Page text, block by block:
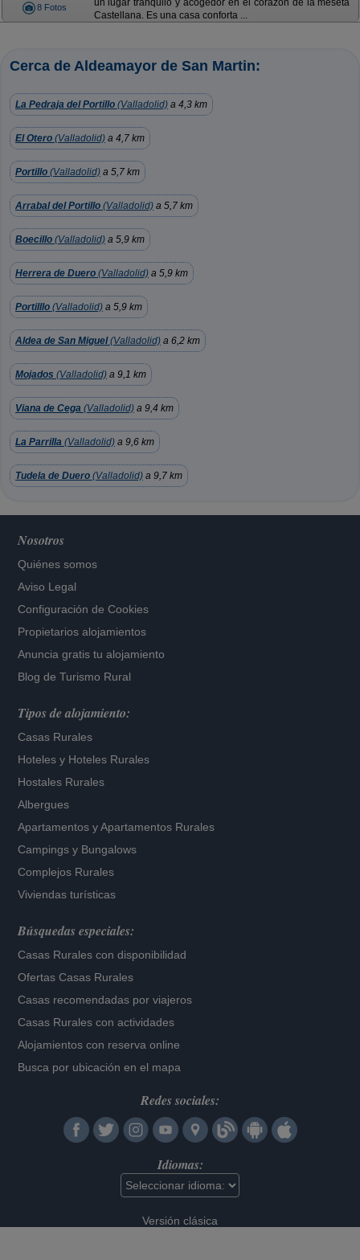
8 Fotos
un lugar tranquilo y acogedor en el corazón de la meseta
Castellana. Es una casa conforta ...
Cerca de Aldeamayor de San Martin:
La Pedraja del Portillo (Valladolid) a 4,3 km
El Otero (Valladolid) a 4,7 km
Portillo (Valladolid) a 5,7 km
Arrabal del Portillo (Valladolid) a 5,7 km
Boecillo (Valladolid) a 5,9 km
Herrera de Duero (Valladolid) a 5,9 km
Portilllo (Valladolid) a 5,9 km
Aldea de San Miguel(Valladolid) a 6,2 km
Mojados (Valladolid) a 9,1 km
Viana de Cega (Valladolid) a 9,4 km
La Parrilla (Valladolid) a 9,6 km
Tudela de Duero (Valladolid) a 9,7 km
Nosotros
Quiénes somos
Aviso Legal
Configuración de Cookies
Propietarios alojamientos
Anuncia gratis tu alojamiento
Blog de Turismo Rural
Tipos de alojamiento:
Casas Rurales
Hoteles y Hoteles Rurales
Hostales Rurales
Albergues
Apartamentos yApartamentos Rurales
Campings y Bungalows
Complejos Rurales
Viviendas turísticas
Búsquedas especiales:
Casas Rurales con disponibilidad
Ofertas Casas Rurales
Casas recomendadas por viajeros
Casas Rurales con actividades
Alojamientos con reserva online
Busca por ubicación en el mapa
Redes sociales:
Idiomas:
Versión clásica